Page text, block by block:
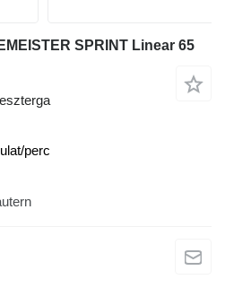
SPRINT Linear 65
perc